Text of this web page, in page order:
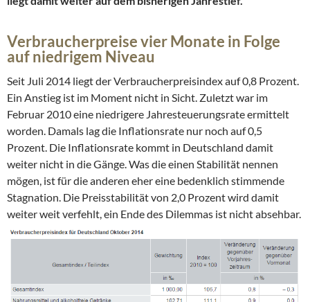
Verbraucherpreise vier Monate in Folge
auf niedrigem Niveau
Seit Juli 2014 liegt der Verbraucherpreisindex auf 0,8 Prozent.
Ein Anstieg ist im Moment nicht in Sicht. Zuletzt war im
Februar 2010 eine niedrigere Jahresteuerungsrate ermittelt
worden. Damals lag die Inflationsrate nur noch auf 0,5
Prozent. Die Inflationsrate kommt in Deutschland damit
weiter nicht in die Gänge. Was die einen Stabilität nennen
mögen, ist für die anderen eher eine bedenklich stimmende
Stagnation. Die Preisstabilität von 2,0 Prozent wird damit
weiter weit verfehlt, ein Ende des Dilemmas ist nicht absehbar.